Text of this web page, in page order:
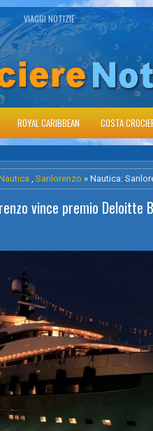
VIAGGI NOTIZIE
ROYAL CARIBBEAN COSTA
, Sanlorenzo » Nautica:
vince premio Deloitte